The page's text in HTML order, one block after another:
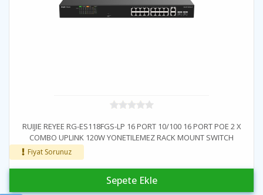
RUIJIE REYEE RG-ES118FGS-LP 16 PORT 10/100 16 PORT POE 2 X
COMBO UPLINK 120W YONETILEMEZ RACK MOUNT SWITCH
Fiyat Sorunuz
Sepete Ekle